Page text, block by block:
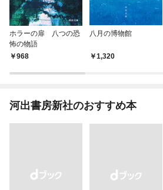
ホラーの扉 八つの恐
怖の物語
968
八月の博物館
1,320
河出書房新社のおすすめ本